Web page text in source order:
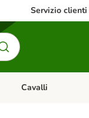
Servizio clienti
Apri Menu
Cavalli